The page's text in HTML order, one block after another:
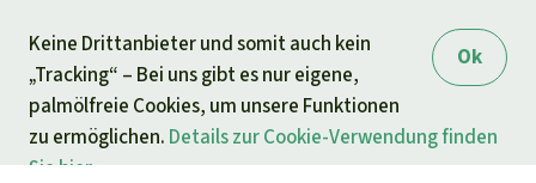
Ok
Keine Drittanbieter und somit auch kein
„Tracking“ – Bei uns gibt es nur eigene,
palmölfreie Cookies, um unsere Funktionen
zu ermöglichen. Details zur Cookie-Verwendung finden
Sie hier.
springen